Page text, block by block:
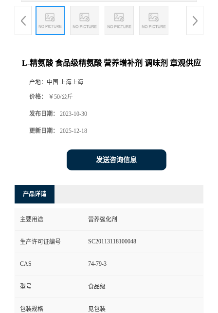
L-精氨酸 食品级精氨酸 营养增补剂 调味剂 章观供应
产地： 中国 上海上海
价格： ￥50/公斤
发布日期： 2023-10-30
更新日期： 2025-12-18
发送咨询信息
产品详请
主要用途 营养强化剂
生产许可证编号 SC20113118100048
CAS 74-79-3
型号 食品级
包装规格 见包装